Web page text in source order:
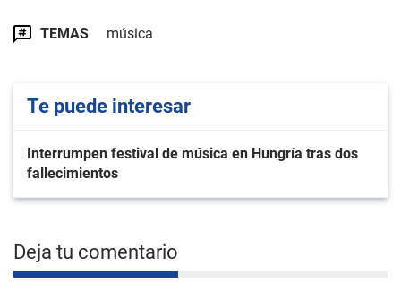
TEMAS música
Te puede interesar
Interrumpen festival de música en Hungría tras dos
fallecimientos
Deja tu comentario